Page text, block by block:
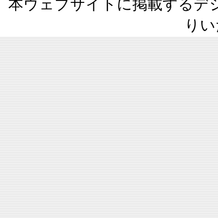
本ウェブサイトに掲載するデ
り